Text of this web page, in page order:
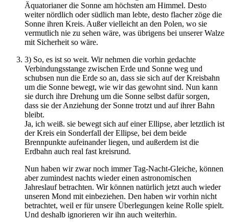
Äquatorianer die Sonne am höchsten am Himmel. Desto
weiter nördlich oder südlich man lebte, desto flacher zöge die
Sonne ihren Kreis. Außer vielleicht an den Polen, wo sie
vermutlich nie zu sehen wäre, was übrigens bei unserer Walze
mit Sicherheit so wäre.
3) So, es ist so weit. Wir nehmen die vorhin gedachte
Verbindungsstange zwischen Erde und Sonne weg und
schubsen nun die Erde so an, dass sie sich auf der Kreisbahn
um die Sonne bewegt, wie wir das gewohnt sind. Nun kann
sie durch ihre Drehung um die Sonne selbst dafür sorgen,
dass sie der Anziehung der Sonne trotzt und auf ihrer Bahn
bleibt.
Ja, ich weiß. sie bewegt sich auf einer Ellipse, aber letztlich ist
der Kreis ein Sonderfall der Ellipse, bei dem beide
Brennpunkte aufeinander liegen, und außerdem ist die
Erdbahn auch real fast kreisrund.
Nun haben wir zwar noch immer Tag-Nacht-Gleiche, können
aber zumindest nachts wieder einen astronomischen
Jahreslauf betrachten. Wir können natürlich jetzt auch wieder
unseren Mond mit einbeziehen. Den haben wir vorhin nicht
betrachtet, weil er für unsere Überlegungen keine Rolle spielt.
Und deshalb ignorieren wir ihn auch weiterhin.